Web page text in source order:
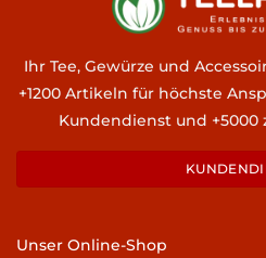
Ihr Tee, Gewürze und
+1200 Artikeln für höchste
Kundendienst und +5000
Unser Online-Shop